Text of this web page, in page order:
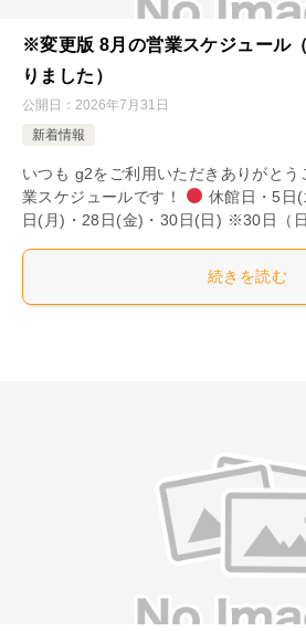
※変更版 8月の営業スケジュール
りました）
公開日： 2026年7月31日
新着情報
いつも g2をご利用いただきありがとう
業スケジュールです！
休館日・5日
日(月)・28日(金)・30日(日) ※30日（
続きを読む